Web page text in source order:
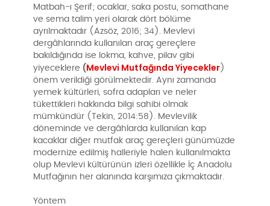
Matbah-ı Şerif; ocaklar, saka postu, somathane
ve sema talim yeri olarak dört bölüme
ayrılmaktadır (Azsöz, 2016; 34). Mevlevi
dergâhlarında kullanılan araç gereçlere
bakıldığında ise lokma, kahve, pilav gibi
yiyeceklere (Mevlevi Mutfağında Yiyecekler )
önem verildiği görülmektedir. Aynı zamanda
yemek kültürleri, sofra adapları ve neler
tükettikleri hakkında bilgi sahibi olmak
mümkündür (Tekin, 2014:58). Mevlevilik
döneminde ve dergâhlarda kullanılan kap
kacaklar diğer mutfak araç gereçleri günümüzde
modernize edilmiş halleriyle halen kullanılmakta
olup Mevlevi kültürünün izleri özellikle İç Anadolu
Mutfağının her alanında karşımıza çıkmaktadır.
Yöntem